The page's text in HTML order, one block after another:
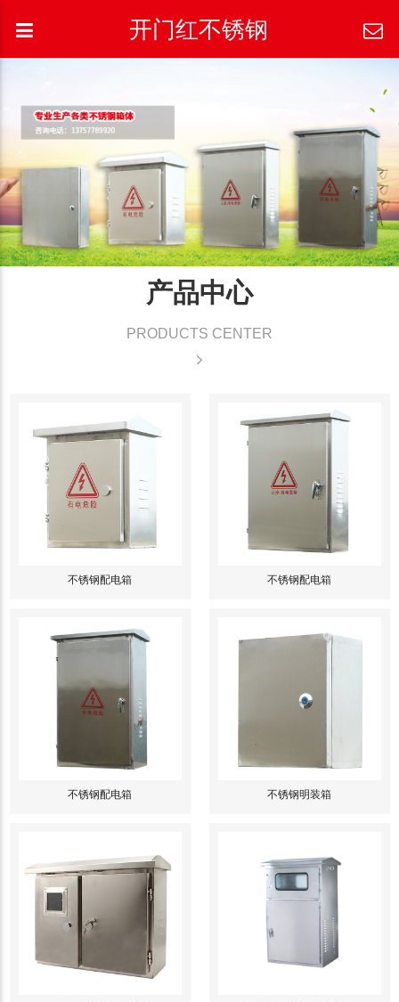
开门红不锈钢
产品中心
PRODUCTS CENTER
不锈钢配电箱 不锈钢配电箱
不锈钢配电箱 不锈钢明装箱